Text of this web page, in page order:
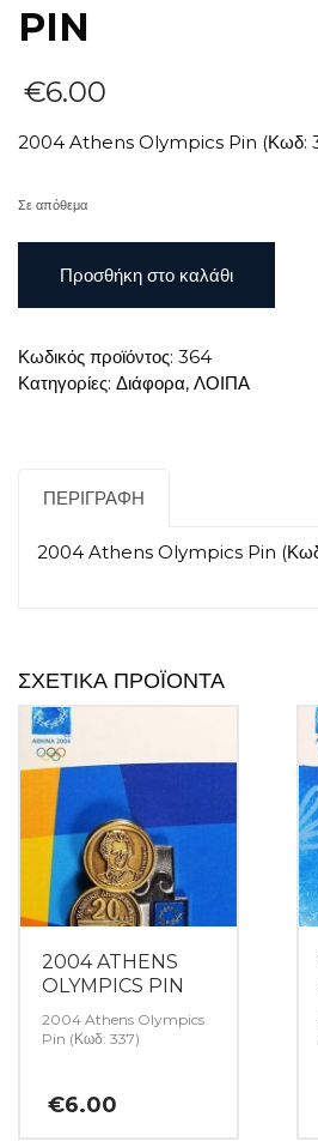
PIN
€6.00
2004 Athens Olympics Pin (Κωδ:
Σε απόθεμα
ATHENS
OLYMPICS
ποσότητα
Προσθήκη στο καλάθι
Κωδικός προϊόντος: 364
Κατηγορίες: Διάφορα, ΛΟΙΠΑ
ΠΕΡΙΓΡΑΦΉ
2004 Athens Olympics Pin
ΣΧΕΤΙΚΆ ΠΡΟΪΌΝΤΑ
2004 ATHENS
OLYMPICS PIN
2004 Athens Olympics
Pin (Κωδ: 337)
€6.00